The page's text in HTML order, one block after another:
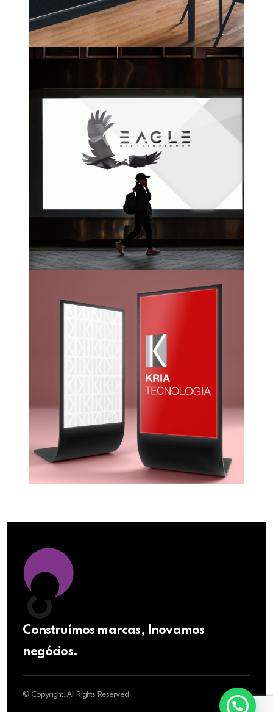
Construímos marcas, Inovamos
negócios.
© Copyright. All Rights Reserved